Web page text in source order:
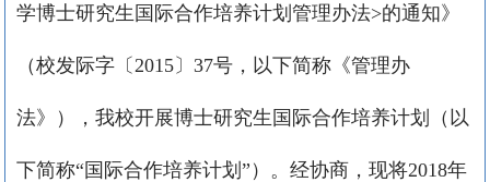
学博士研究生国际合作培养计划管理办法>的通知》
（校发际字〔2015〕 37号，以下简称《管理办
法》），我校开展博士研究生国际合作培养计划（以
下简称“国际合作培养计划”）。经协商，现将2018年